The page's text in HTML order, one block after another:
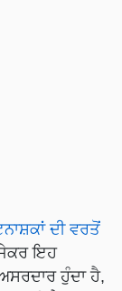
ਦੀ ਵਰਤੋਂ
ਜੇਕਰ ਇਹ
ਹੁੰਦਾ ਹੈ,